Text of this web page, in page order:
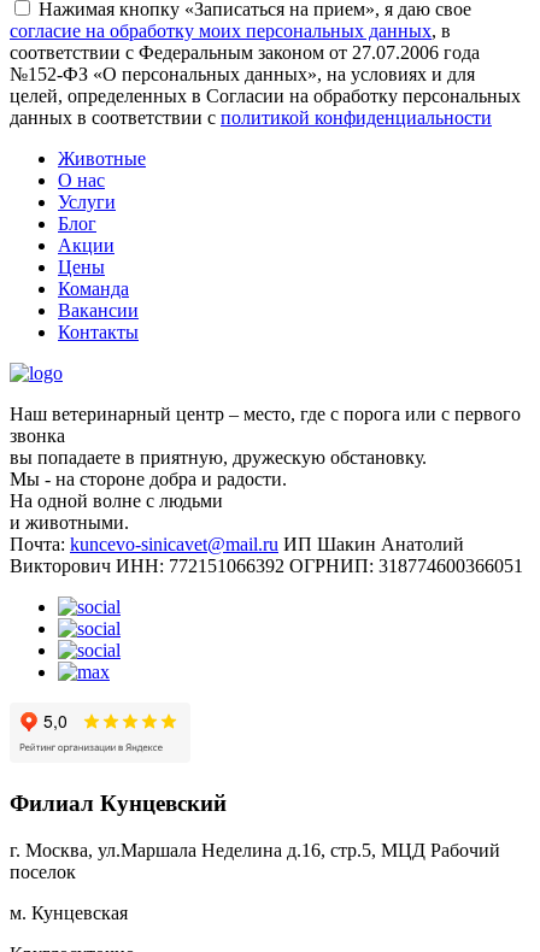
Нажимая кнопку «Записаться на прием», я даю свое
согласие на обработку моих персональных данных, в
соответствии с Федеральным законом от 27.07.2006 года
№152-ФЗ «О персональных данных», на условиях и для
целей, определенных в Согласии на обработку персональных
данных в соответствии с политикой конфиденциальности
Животные
О нас
Услуги
Блог
Акции
Цены
Команда
Вакансии
Контакты
Наш ветеринарный центр – место, где с порога или с первого
звонка
вы попадаете в приятную, дружескую обстановку.
Мы - на стороне добра и радости.
На одной волне с людьми
и животными.
Почта: kuncevo-sinicavet@mail.ru ИП Шакин Анатолий
Викторович ИНН: 772151066392 ОГРНИП: 318774600366051
Филиал Кунцевский
г. Москва, ул.Маршала Неделина д.16, стр.5, МЦД Рабочий
поселок
м. Кунцевская